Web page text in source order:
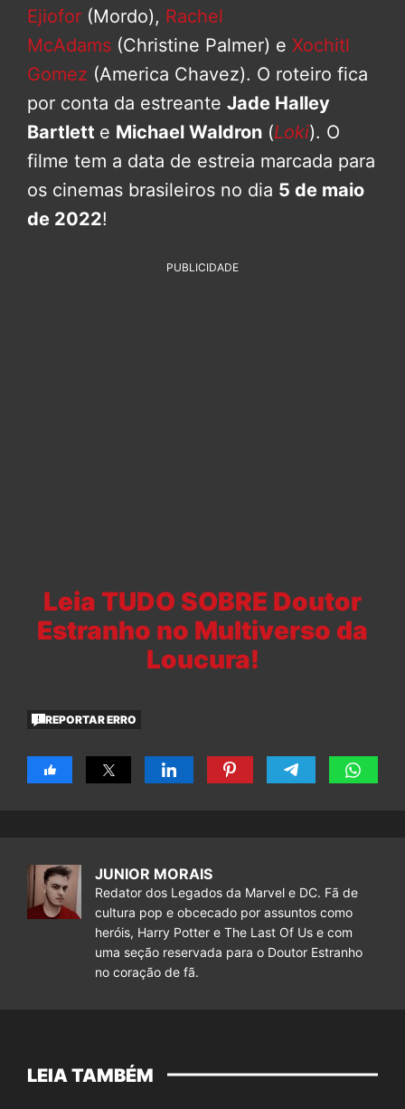
Ejiofor (Mordo), Rachel
McAdams (Christine Palmer) e Xochitl
Gomez (America Chavez). O roteiro fica
por conta da estreante Jade Halley
Bartlett e Michael Waldron (Loki). O
filme tem a data de estreia marcada para
os cinemas brasileiros no dia 5 de maio
de 2022!
PUBLICIDADE
Leia TUDO SOBRE Doutor
Estranho no Multiverso da
Loucura!
REPORTAR ERRO
JUNIOR MORAIS
Redator dos Legados da Marvel e DC. Fã de
cultura pop e obcecado por assuntos como
heróis, Harry Potter e The Last Of Us e com
uma seção reservada para o Doutor Estranho
no coração de fã.
LEIA TAMBÉM